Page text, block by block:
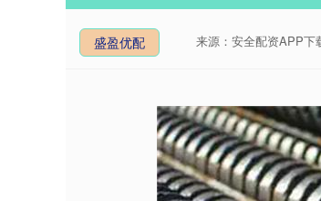
盛盈优配 来源：安全配资APP下